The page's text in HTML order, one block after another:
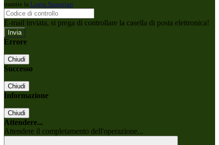
tramite la Login Spaggiari
E-mail inviata, si prega di controllare la casella di posta elettronica!
Errore
Chiudi
Successo
Chiudi
Informazione
Chiudi
Attendere...
Attendere il completamento dell'operazione...